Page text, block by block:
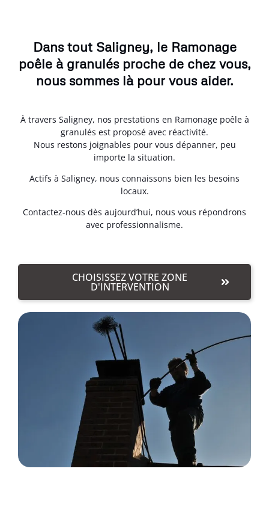
Dans tout Saligney, le Ramonage
poêle à granulés proche de chez vous,
nous sommes là pour vous aider.
À travers Saligney, nos prestations en Ramonage poêle à
granulés est proposé avec réactivité.
Nous restons joignables pour vous dépanner, peu
importe la situation.
Actifs à Saligney, nous connaissons bien les besoins
locaux.
Contactez-nous dès aujourd’hui, nous vous répondrons
avec professionnalisme.
CHOISISSEZ VOTRE ZONE
D'INTERVENTION